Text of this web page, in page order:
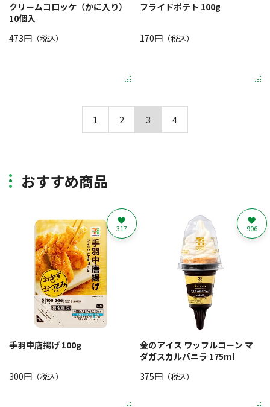
クリームコロッケ（かに入り）
10個入
473円 （税込）
フライドポテト 100g
170円（税込）
1 2 3 4
おすすめ商品
手羽中唐揚げ 100g
300円 （税込）
317
金のアイス ワッフルコーン マ
ダガスカルバニラ 175ml
375円（税込）
906